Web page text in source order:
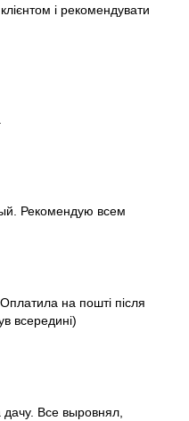
і рекомендувати
Рекомендую всем
на пошті після
всередині)
Все выровнял,